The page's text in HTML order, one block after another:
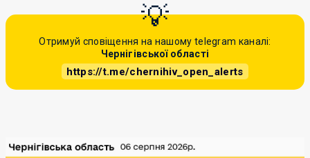
Отримуй сповіщення на нашому telegram каналі:
Чернігівської області
https://t.me/chernihiv_open_alerts